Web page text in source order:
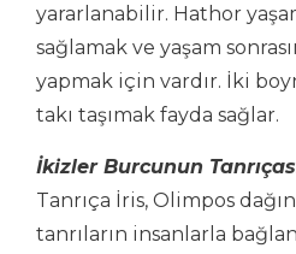
yararlanabilir. Hathor
sağlamak ve yaşam
yapmak için vardır. İki
takı taşımak fayda sağlar.
İkizler Burcunun
Tanrıça İris, Olimpos
tanrıların insanlarla